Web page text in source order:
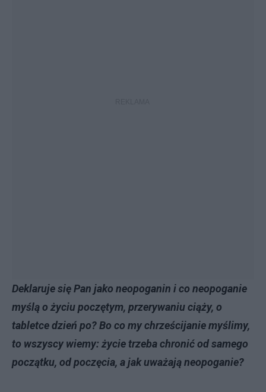
Deklaruje się Pan jako neopoganin i co neopoganie
myślą o życiu poczętym, przerywaniu ciąży, o
tabletce dzień po? Bo co my chrześcijanie myślimy,
to wszyscy wiemy: życie trzeba chronić od samego
początku, od poczęcia, a jak uważają neopoganie?